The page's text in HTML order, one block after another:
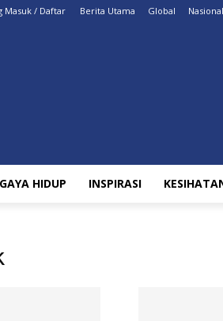
Masuk / Daftar Berita Utama Global Nasional
GAYA HIDUP INSPIRASI